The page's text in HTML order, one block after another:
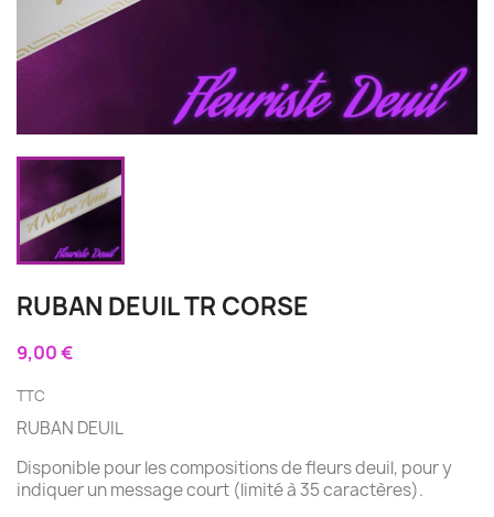
RUBAN DEUIL TR CORSE
9,00 €
TTC
RUBAN DEUIL
Disponible pour les compositions de fleurs deuil, pour y
indiquer un message court (limité à 35 caractères).